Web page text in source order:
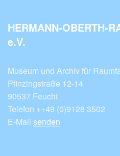
HERMANN-OBERTH-
e.V.
Museum und Archiv für
Pfinzingstraße 12-14
90537 Feucht
Telefon ++49 (0)9128 3502
E-Mail senden